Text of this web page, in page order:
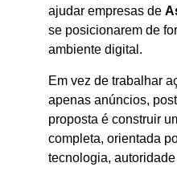
ajudar empresas de
se posicionarem de
ambiente digital.
Em vez de trabalhar
apenas anúncios,
proposta é construir
completa, orientada
tecnologia,